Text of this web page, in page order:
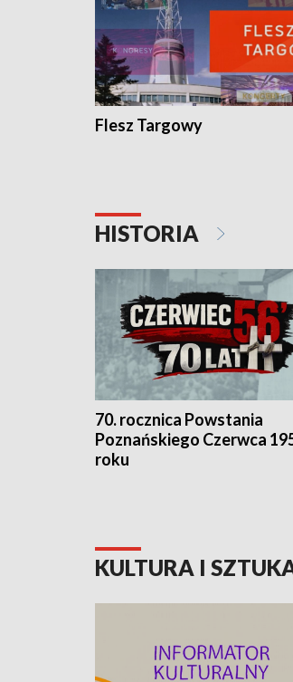
Flesz Targowy
HISTORIA
70. rocznica Powstania
Poznańskiego Czerwca
roku
KULTURA I